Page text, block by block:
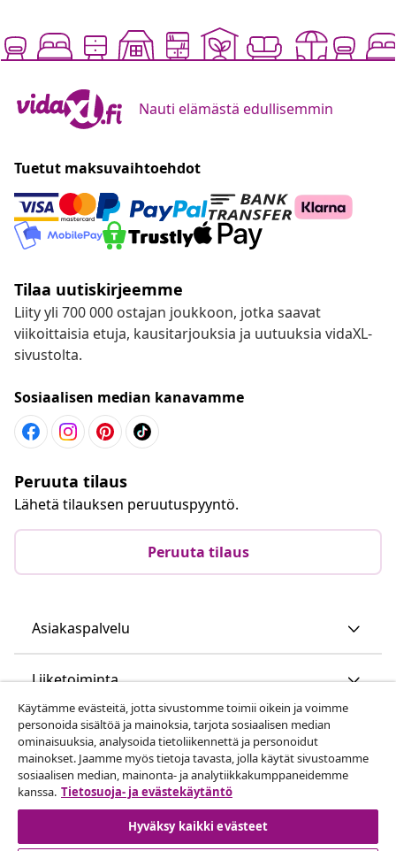
Nauti elämästä edullisemmin
Tuetut maksuvaihtoehdot
Tilaa uutiskirjeemme
Liity yli 700 000 ostajan joukkoon, jotka saavat
viikoittaisia etuja, kausitarjouksia ja uutuuksia vidaXL-
sivustolta.
Sosiaalisen median kanavamme
Peruuta tilaus
Lähetä tilauksen peruutuspyyntö.
Peruuta tilaus
Asiakaspalvelu
Liiketoiminta
vidaXL
Löydä lisää
Käytämme evästeitä, jotta sivustomme toimii oikein ja voimme
personoida sisältöä ja mainoksia, tarjota sosiaalisen median
ominaisuuksia, analysoida tietoliikennettä ja personoidut
mainokset. Jaamme myös tietoja tavasta, jolla käytät sivustoamme
sosiaalisen median, mainonta- ja analytiikkakumppaneidemme
kanssa. Tietosuoja- ja evästekäytäntö
Hyväksy kaikki evästeet